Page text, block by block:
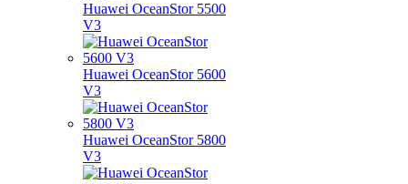
Huawei OceanStor 5500
V3
Huawei OceanStor 5600
V3
Huawei OceanStor 5800
V3